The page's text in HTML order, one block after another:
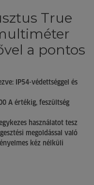
True
a pontos
IP54-védettséggel és
A értékig, feszültség
használatot tesz
megoldással való
kéz nélküli